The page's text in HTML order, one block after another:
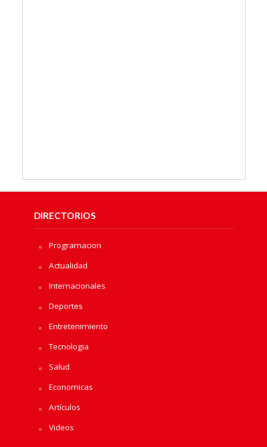
DIRECTORIOS
Programacion
Actualidad
Internacionales
Deportes
Entretenimiento
Tecnologia
Salud
Economicas
Artículos
Videos